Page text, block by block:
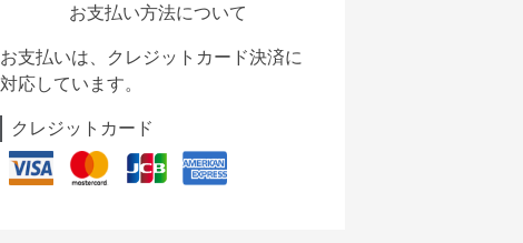
お支払い方法について
お支払いは、クレジットカード決済に
対応しています。
クレジットカード